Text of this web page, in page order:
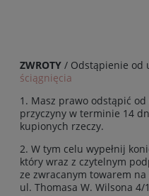
ZWROTY / Odstąpienie od
ściągnięcia
1. Masz prawo odstąpić
przyczyny w terminie 14
kupionych rzeczy.
2. W tym celu wypełnij
który wraz z czytelnym
ze zwracanym towarem na
ul. Thomasa W. Wilsona 4/